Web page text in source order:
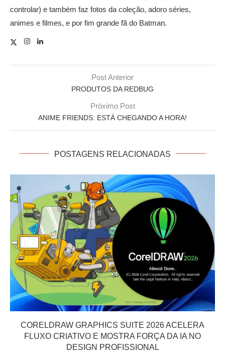
controlar) e também faz fotos da coleção, adoro séries,
animes e filmes, e por fim grande fã do Batman.
Post Anterior
PRODUTOS DA REDBUG
Próximo Post
ANIME FRIENDS: ESTÁ CHEGANDO A HORA!
POSTAGENS RELACIONADAS
CORELDRAW GRAPHICS SUITE 2026 ACELERA
FLUXO CRIATIVO E MOSTRA FORÇA DA IA NO
DESIGN PROFISSIONAL